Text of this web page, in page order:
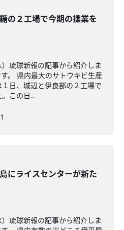
の２工場で今期の操業を
琉球新報の記事から紹介しま
。 県内最大のサトウキビ生産
日、城辺と伊良部の２工場で
この日...
にライスセンターが新た
琉球新報の記事から紹介しま